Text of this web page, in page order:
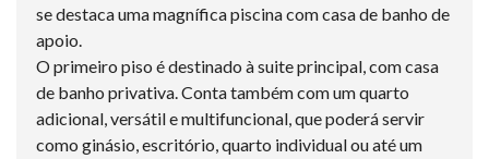
se destaca uma magnífica piscina com casa de banho de
apoio.
O primeiro piso é destinado à suite principal, com casa
de banho privativa. Conta também com um quarto
adicional, versátil e multifuncional, que poderá servir
como ginásio, escritório, quarto individual ou até um